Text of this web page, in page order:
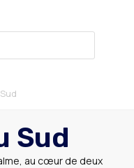
Sud
au cœur de deux